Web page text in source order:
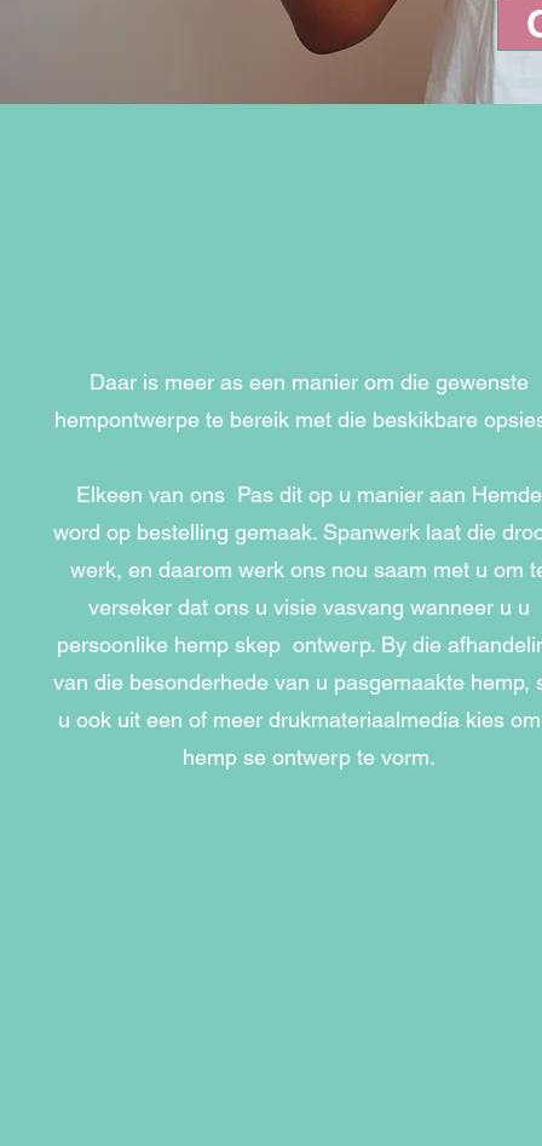
Daar is meer as een manier om die gewenste
hempontwerpe te bereik met die beskikbare
Elkeen van ons Pas dit op u manier aan Hemde
word op bestelling gemaak. Spanwerk laat die
werk, en daarom werk ons nou saam met u om
verseker dat ons u visie vasvang wanneer u u
persoonlike hemp skep ontwerp. By die
van die besonderhede van u pasgemaakte hemp,
u ook uit een of meer drukmateriaalmedia kies
hemp se ontwerp te vorm.